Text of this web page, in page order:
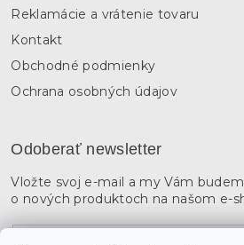
Reklamácie a vrátenie tovaru
Kontakt
Obchodné podmienky
Ochrana osobných údajov
Odoberať newsletter
Vložte svoj e-mail a my Vám
o nových produktoch na našom e-